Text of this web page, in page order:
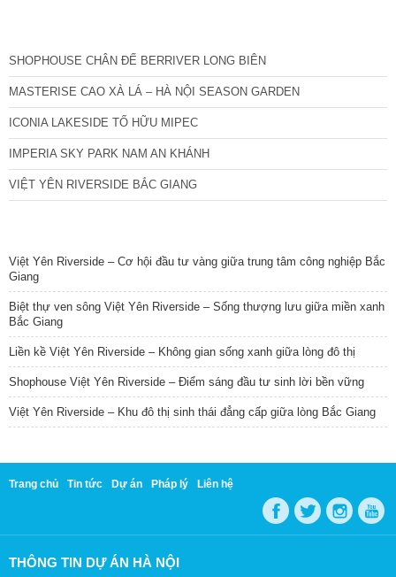
SHOPHOUSE CHÂN ĐẾ BERRIVER LONG BIÊN
MASTERISE CAO XÀ LÁ – HÀ NỘI SEASON GARDEN
ICONIA LAKESIDE TỐ HỮU MIPEC
IMPERIA SKY PARK NAM AN KHÁNH
VIỆT YÊN RIVERSIDE BẮC GIANG
Việt Yên Riverside – Cơ hội đầu tư vàng giữa trung tâm công nghiệp Bắc
Giang
Biệt thự ven sông Việt Yên Riverside – Sống thượng lưu giữa miền xanh
Bắc Giang
Liền kề Việt Yên Riverside – Không gian sống xanh giữa lòng đô thị
Shophouse Việt Yên Riverside – Điểm sáng đầu tư sinh lời bền vững
Việt Yên Riverside – Khu đô thị sinh thái đẳng cấp giữa lòng Bắc Giang
Trang chủ Tin tức Dự án Pháp lý Liên hệ
THÔNG TIN DỰ ÁN HÀ NỘI